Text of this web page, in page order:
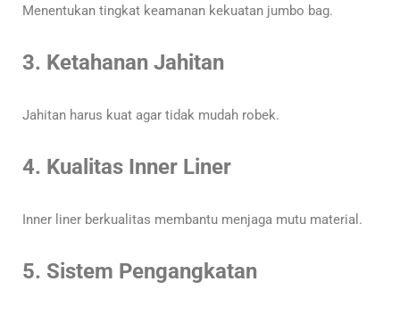
Menentukan tingkat keamanan kekuatan jumbo bag.
3. Ketahanan Jahitan
Jahitan harus kuat agar tidak mudah robek.
4. Kualitas Inner Liner
Inner liner berkualitas membantu menjaga mutu material.
5. Sistem Pengangkatan